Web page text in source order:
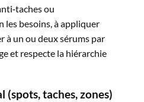
ou
les besoins, à appliquer
à un ou deux sérums par
et respecte la hiérarchie
(spots, taches, zones)